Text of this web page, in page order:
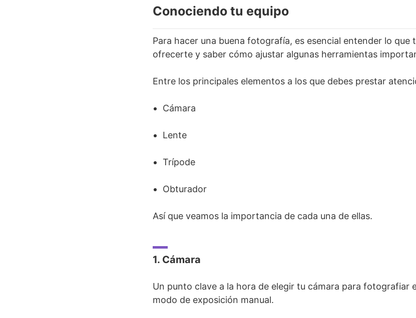
Conociendo tu equipo
Para hacer una buena fotografía, es esencial entender lo que
ofrecerte y saber cómo ajustar algunas herramientas
Entre los principales elementos a los que debes prestar
Cámara
Lente
Trípode
Obturador
Así que veamos la importancia de cada una de ellas.
1. Cámara
Un punto clave a la hora de elegir tu cámara para fotografiar
modo de exposición manual.